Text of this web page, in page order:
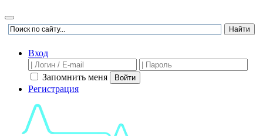
Вход
Запомнить меня Войти
Регистрация